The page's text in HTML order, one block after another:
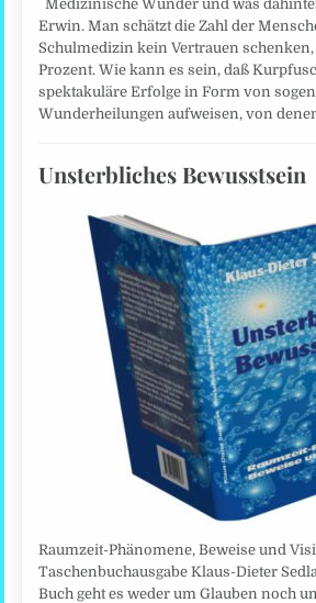
Medizinische Wunder und was
Erwin. Man schätzt die Zahl der
Schulmedizin kein Vertrauen
Prozent. Wie kann es sein, daß
spektakuläre Erfolge in Form von
Wunderheilungen aufweisen, von
Unsterbliches Bewusstsein
Raumzeit-Phänomene, Beweise und
Taschenbuchausgabe Klaus-Dieter
Buch geht es weder um Glauben noch